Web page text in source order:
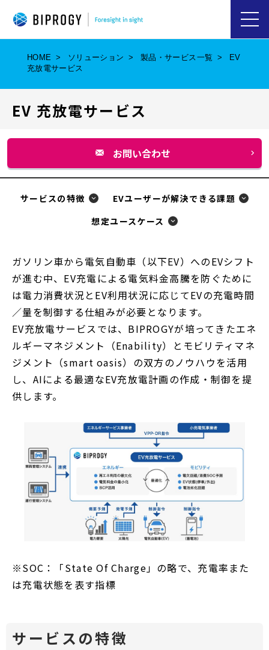
ハ
メ
HOME ソリューション 製品・サービス一覧
EV
充放電サービス
EV 充放電サービス
お問い合わせ
ウ
ィ
ド
で
開
く
サービスの特徴
EVユーザーが解決できる課題
想定ユースケース
ガソリン車から電気自動車（以下EV）へのEVシフト
が進む中、EV充電による電気料金高騰を防ぐために
は電力消費状況とEV利用状況に応じてEVの充電時間
／量を制御する仕組みが必要となります。
EV充放電サービスでは、BIPROGYが培ってきたエネ
ルギーマネジメント（Enability）とモビリティマネ
ジメント（smart oasis）の双方のノウハウを活用
し、AIによる最適なEV充放電計画の作成・制御を提
供します。
※SOC：「State Of Charge」の略で、充電率また
は充電状態を表す指標
サービスの特徴